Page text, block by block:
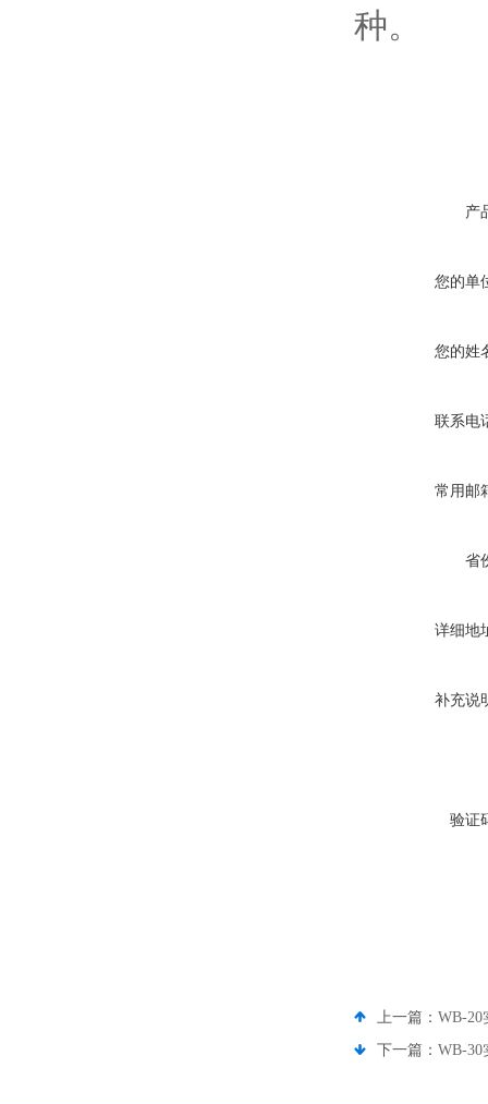
种。
产
您的单
您的姓
联系电
常用邮
省
详细地
补充说
验证
上一篇： WB-20
下一篇： WB-30